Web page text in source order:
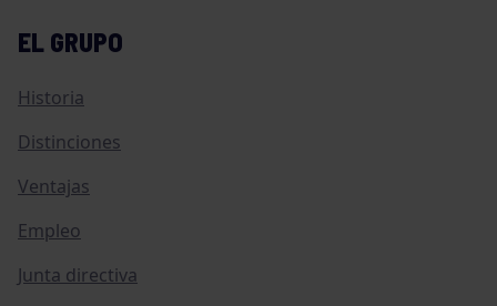
EL GRUPO
Historia
Distinciones
Ventajas
Empleo
Junta directiva